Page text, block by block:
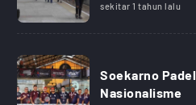
sekitar 1 tahun lalu
Soekarno
Nasionalisme